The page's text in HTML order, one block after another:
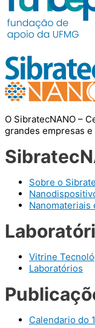
O SibratecNANO –
grandes empresas
Sobre o
Nanomateriais
Vitrine
Laboratórios
Calendario do